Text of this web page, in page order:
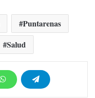
Puntarenas
Salud